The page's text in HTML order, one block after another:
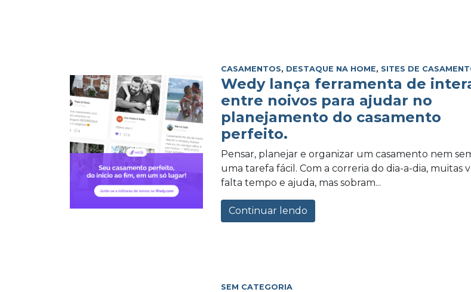
CASAMENTOS, DESTAQUE NA HOME, SITES DE
Wedy lança ferramenta de
entre noivos para ajudar no
planejamento do casamento
perfeito.
Pensar, planejar e organizar um casamento nem
uma tarefa fácil. Com a correria do dia-a-dia, muitas
falta tempo e ajuda, mas sobram...
Continuar lendo
SEM CATEGORIA